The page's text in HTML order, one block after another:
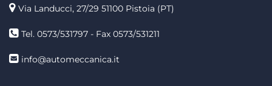
Via Landucci, 27/29 51100 Pistoia (PT)
Tel. 0573/531797 - Fax 0573/531211
info@automeccanica.it